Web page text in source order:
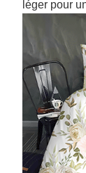
léger pour